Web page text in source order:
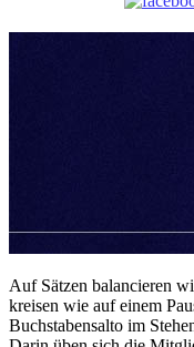
Auf Sätzen balancieren
kreisen wie auf einem
Buchstabensalto im